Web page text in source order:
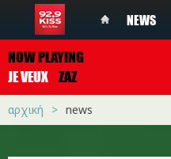
NEWS
NOW PLAYING
JE VEUX ZAZ
αρχική news